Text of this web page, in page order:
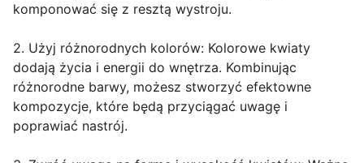
komponować się z resztą wystroju.
2. Użyj różnorodnych kolorów: Kolorowe kwiaty
dodają życia i energii do wnętrza. Kombinując
różnorodne barwy, możesz stworzyć efektowne
kompozycje, które będą przyciągać uwagę i
poprawiać nastrój.